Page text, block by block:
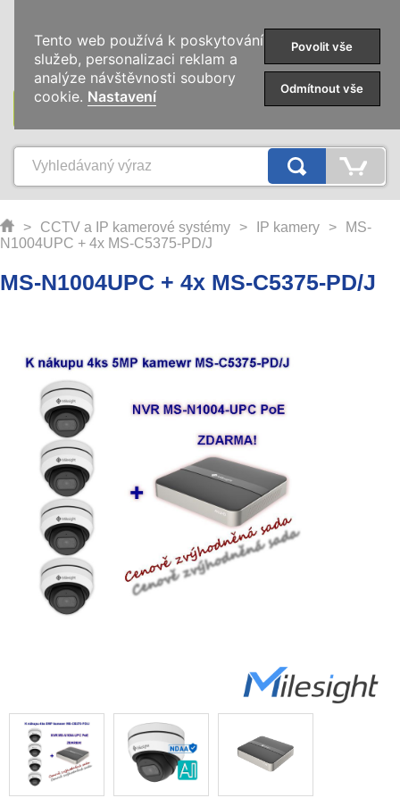
KATEGORIE
> CCTV a IP kamerové systémy > IP kamery >
MS-
N1004UPC + 4x MS-C5375-PD/J
MS-N1004UPC + 4x MS-C5375-PD/J
Tento web používá k poskytování
služeb, personalizaci reklam a
analýze návštěvnosti soubory
cookie. Nastavení
Povolit vše
Odmítnout vše